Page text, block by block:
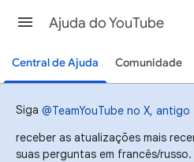
Ajuda do YouTube
Central de Ajuda Comunidade
Siga @TeamYouTube no X, antigo
receber as atualizações mais
suas perguntas em francês/